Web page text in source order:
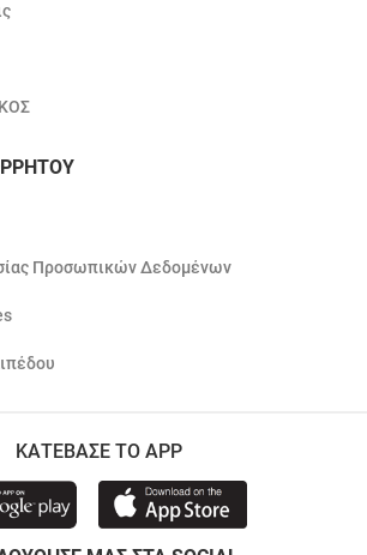
Προσωπικών Δεδομένων
ΚΑΤΕΒΑΣΕ ΤΟ APP